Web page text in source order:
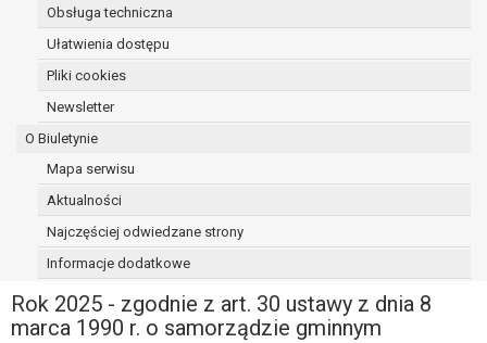
Obsługa techniczna
Ułatwienia dostępu
Pliki cookies
Newsletter
O Biuletynie
Mapa serwisu
Aktualności
Najczęściej odwiedzane strony
Informacje dodatkowe
Rok 2025 - zgodnie z art. 30 ustawy z dnia 8
marca 1990 r. o samorządzie gminnym
osoba, której dane dotyczą, wniosła
sprzeciw wobec przetwarzania
danych - do czasu ustalenia czy
prawnie uzasadnione podstawy po
podstawie art. 20 RODO, w przypadku gdy
przetwarzanie danych odbywa się na
której dane dotyczą lub na podstawie
zgody wyrażonej przez tą osobę,
przetwarzanie odbywa się w sposób